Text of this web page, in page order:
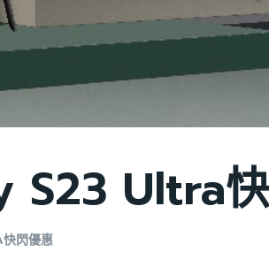
S23 Ultra
閃優惠